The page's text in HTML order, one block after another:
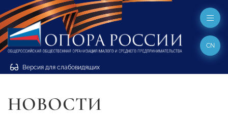
Версия для слабовидящих
CN
НОВОСТИ